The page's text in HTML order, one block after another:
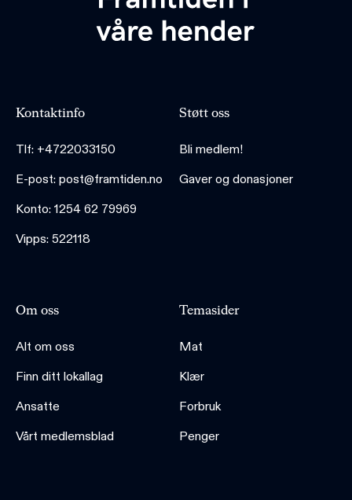
Kontaktinfo
Tlf: +4722033150
E-post: post@framtiden.no
Konto: 1254 62 79969
Vipps: 522118
Støtt oss
Bli medlem!
Gaver og donasjoner
Om oss
Alt om oss
Finn ditt lokallag
Ansatte
Vårt medlemsblad
Temasider
Mat
Klær
Forbruk
Penger